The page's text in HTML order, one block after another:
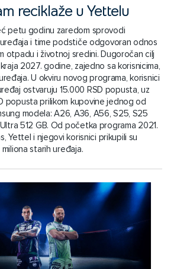
reciklaže u Yettelu
petu godinu zaredom sprovodi
uređaja i time podstiče odgovoran odnos
otpadu i životnoj sredini. Dugoročan cilj
2027. godine, zajedno sa korisnicima,
U okviru novog programa, korisnici
ostvaruju 15.000 RSD popusta, uz
popusta prilikom kupovine jednog od
modela: A26, A36, A56, S25, S25
512 GB. Od početka programa 2021.
Yettel i njegovi korisnici prikupili su
starih uređaja.